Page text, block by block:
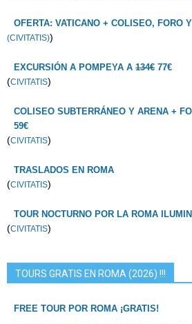
OFERTA: VATICANO + COLISEO, FORO
(CIVITATIS))
EXCURSIÓN A POMPEYA A 134€ 77€
(CIVITATIS)
COLISEO SUBTERRÁNEO Y ARENA +
59€
(CIVITATIS)
TRASLADOS EN ROMA
(CIVITATIS)
TOUR NOCTURNO POR LA ROMA
(CIVITATIS)
TOURS GRATIS EN ROMA (2026) !!!
FREE TOUR POR ROMA ¡GRATIS!